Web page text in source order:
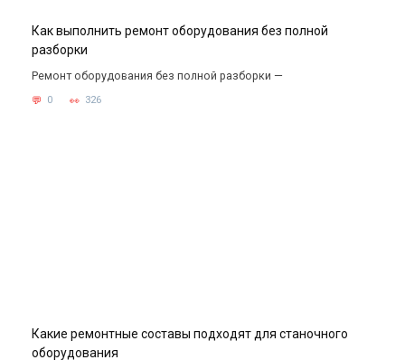
Как выполнить ремонт оборудования без полной
разборки
Ремонт оборудования без полной разборки —
0 326
Какие ремонтные составы подходят для станочного
оборудования